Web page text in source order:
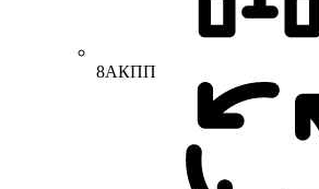
8АКПП